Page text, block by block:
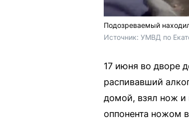
Подозреваемый
Источник: УМВД по
17 июня во дворе
распивавший
домой, взял нож и
оппонента ножом